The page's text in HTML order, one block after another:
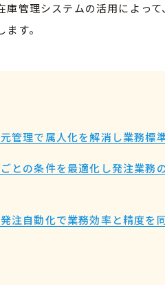
庫管理システムの活用によっ
す。
管理で属人化を解消し業務標
との条件を最適化し発注業務
注自動化で業務効率と精度を